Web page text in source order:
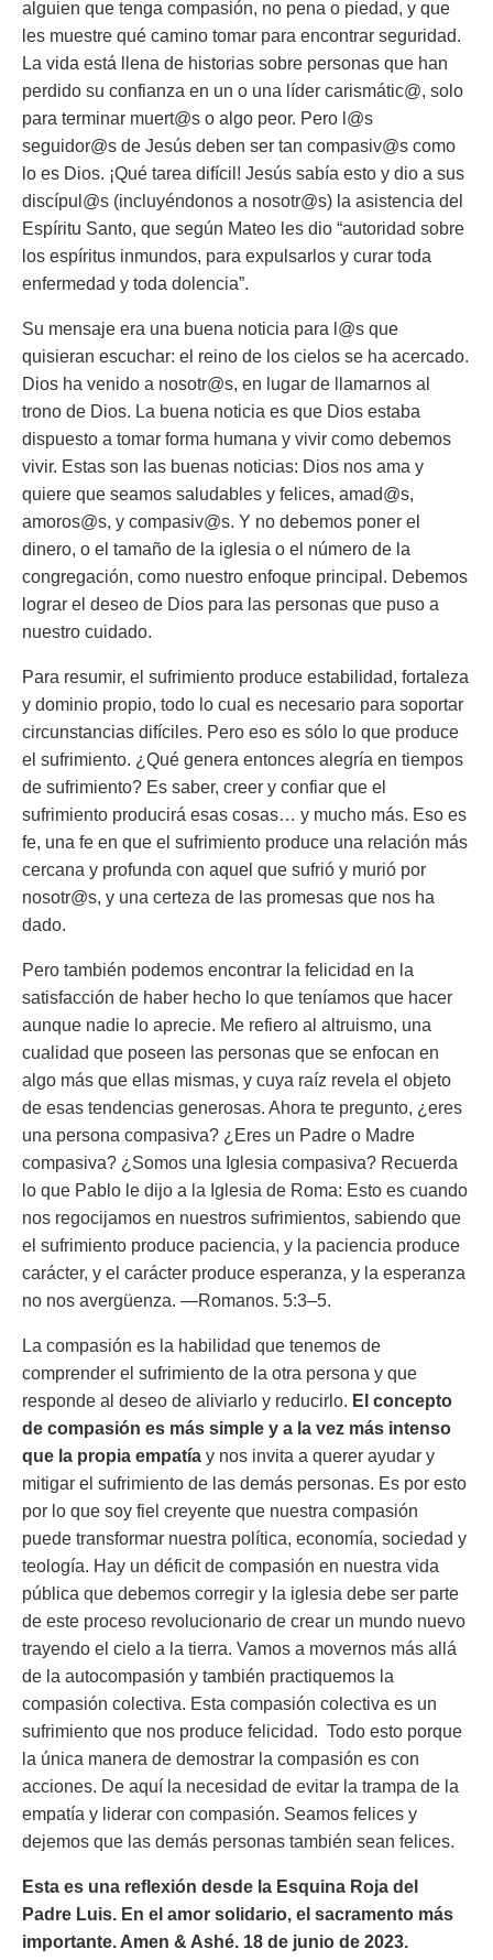
alguien que tenga compasión, no pena o piedad, y que
les muestre qué camino tomar para encontrar seguridad.
La vida está llena de historias sobre personas que han
perdido su confianza en un o una líder carismátic@, solo
para terminar muert@s o algo peor. Pero l@s
seguidor@s de Jesús deben ser tan compasiv@s como
lo es Dios. ¡Qué tarea difícil! Jesús sabía esto y dio a sus
discípul@s (incluyéndonos a nosotr@s) la asistencia del
Espíritu Santo, que según Mateo les dio “autoridad sobre
los espíritus inmundos, para expulsarlos y curar toda
enfermedad y toda dolencia”.
Su mensaje era una buena noticia para l@s que
quisieran escuchar: el reino de los cielos se ha acercado.
Dios ha venido a nosotr@s, en lugar de llamarnos al
trono de Dios. La buena noticia es que Dios estaba
dispuesto a tomar forma humana y vivir como debemos
vivir. Estas son las buenas noticias: Dios nos ama y
quiere que seamos saludables y felices, amad@s,
amoros@s, y compasiv@s. Y no debemos poner el
dinero, o el tamaño de la iglesia o el número de la
congregación, como nuestro enfoque principal. Debemos
lograr el deseo de Dios para las personas que puso a
nuestro cuidado.
Para resumir, el sufrimiento produce estabilidad, fortaleza
y dominio propio, todo lo cual es necesario para soportar
circunstancias difíciles. Pero eso es sólo lo que produce
el sufrimiento. ¿Qué genera entonces alegría en tiempos
de sufrimiento? Es saber, creer y confiar que el
sufrimiento producirá esas cosas… y mucho más. Eso es
fe, una fe en que el sufrimiento produce una relación más
cercana y profunda con aquel que sufrió y murió por
nosotr@s, y una certeza de las promesas que nos ha
dado.
Pero también podemos encontrar la felicidad en la
satisfacción de haber hecho lo que teníamos que hacer
aunque nadie lo aprecie. Me refiero al altruismo, una
cualidad que poseen las personas que se enfocan en
algo más que ellas mismas, y cuya raíz revela el objeto
de esas tendencias generosas. Ahora te pregunto, ¿eres
una persona compasiva? ¿Eres un Padre o Madre
compasiva? ¿Somos una Iglesia compasiva? Recuerda
lo que Pablo le dijo a la Iglesia de Roma: Esto es cuando
nos regocijamos en nuestros sufrimientos, sabiendo que
el sufrimiento produce paciencia, y la paciencia produce
carácter, y el carácter produce esperanza, y la esperanza
no nos avergüenza. —Romanos. 5:3–5.
La compasión es la habilidad que tenemos de
comprender el sufrimiento de la otra persona y que
responde al deseo de aliviarlo y reducirlo. El concepto
de compasión es más simple y a la vez más intenso
que la propia empatía y nos invita a querer ayudar y
mitigar el sufrimiento de las demás personas. Es por esto
por lo que soy fiel creyente que nuestra compasión
puede transformar nuestra política, economía, sociedad y
teología. Hay un déficit de compasión en nuestra vida
pública que debemos corregir y la iglesia debe ser parte
de este proceso revolucionario de crear un mundo nuevo
trayendo el cielo a la tierra. Vamos a movernos más allá
de la autocompasión y también practiquemos la
compasión colectiva. Esta compasión colectiva es un
sufrimiento que nos produce felicidad. Todo esto porque
la única manera de demostrar la compasión es con
acciones. De aquí la necesidad de evitar la trampa de la
empatía y liderar con compasión. Seamos felices y
dejemos que las demás personas también sean felices.
Esta es una reflexión desde la Esquina Roja del
Padre Luis. En el amor solidario, el sacramento más
importante. Amen & Ashé. 18 de junio de 2023.